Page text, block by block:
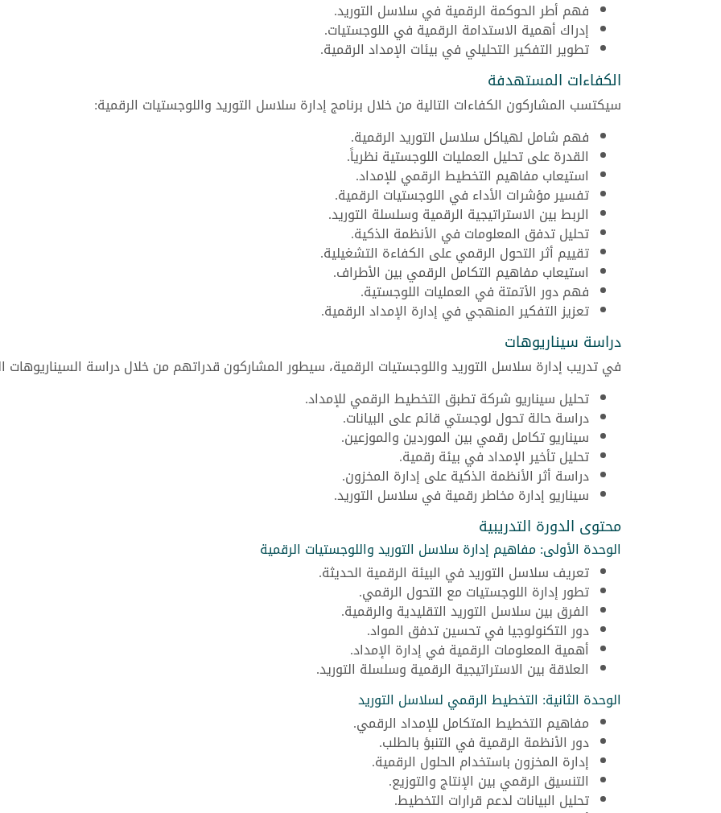
فهم أطر الحوكمة الرقمية في سلاسل التوريد.
إدراك أهمية الاستدامة الرقمية في اللوجستيات.
تطوير التفكير التحليلي في بيئات الإمداد الرقمية.
الكفاءات المستهدفة
سيكتسب المشاركون الكفاءات التالية من خلال برنامج إدارة سلاسل التوريد واللوجستيات الرقمية:
فهم شامل لهياكل سلاسل التوريد الرقمية.
القدرة على تحليل العمليات اللوجستية نظرياً.
استيعاب مفاهيم التخطيط الرقمي للإمداد.
تفسير مؤشرات الأداء في اللوجستيات الرقمية.
الربط بين الاستراتيجية الرقمية وسلسلة التوريد.
تحليل تدفق المعلومات في الأنظمة الذكية.
تقييم أثر التحول الرقمي على الكفاءة التشغيلية.
استيعاب مفاهيم التكامل الرقمي بين الأطراف.
فهم دور الأتمتة في العمليات اللوجستية.
تعزيز التفكير المنهجي في إدارة الإمداد الرقمية.
دراسة سيناريوهات
في تدريب إدارة سلاسل التوريد واللوجستيات الرقمية، سيطور المشاركون قدراتهم من خلال دراسة السيناريوهات
تحليل سيناريو شركة تطبق التخطيط الرقمي للإمداد.
دراسة حالة تحول لوجستي قائم على البيانات.
سيناريو تكامل رقمي بين الموردين والموزعين.
تحليل تأخير الإمداد في بيئة رقمية.
دراسة أثر الأنظمة الذكية على إدارة المخزون.
سيناريو إدارة مخاطر رقمية في سلاسل التوريد.
محتوى الدورة التدريبية
الوحدة الأولى: مفاهيم إدارة سلاسل التوريد واللوجستيات الرقمية
تعريف سلاسل التوريد في البيئة الرقمية الحديثة.
تطور إدارة اللوجستيات مع التحول الرقمي.
الفرق بين سلاسل التوريد التقليدية والرقمية.
دور التكنولوجيا في تحسين تدفق المواد.
أهمية المعلومات الرقمية في إدارة الإمداد.
العلاقة بين الاستراتيجية الرقمية وسلسلة التوريد.
الوحدة الثانية: التخطيط الرقمي لسلاسل التوريد
مفاهيم التخطيط المتكامل للإمداد الرقمي.
دور الأنظمة الرقمية في التنبؤ بالطلب.
إدارة المخزون باستخدام الحلول الرقمية.
التنسيق الرقمي بين الإنتاج والتوزيع.
تحليل البيانات لدعم قرارات التخطيط.